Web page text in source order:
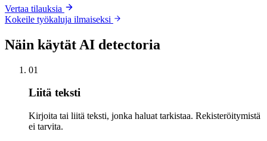
Vertaa tilauksia
Kokeile työkaluja ilmaiseksi
Näin käytät AI detectoria
01
Liitä teksti
Kirjoita tai liitä teksti, jonka haluat tarkistaa. Rekisteröitymistä
ei tarvita.